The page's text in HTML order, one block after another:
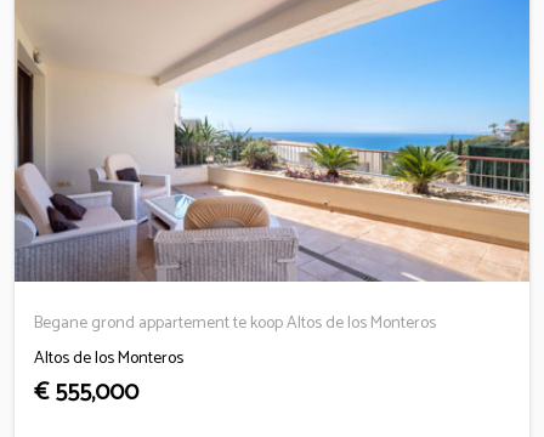
Begane grond appartement te koop Altos de los Monteros
Altos de los Monteros
€ 555,000